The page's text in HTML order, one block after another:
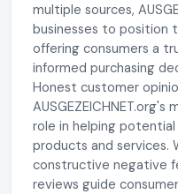
multiple sources,
businesses to position
offering consumers a
informed purchasing
Honest customer
AUSGEZEICHNET.org's
role in helping
products and services.
constructive negative
reviews guide